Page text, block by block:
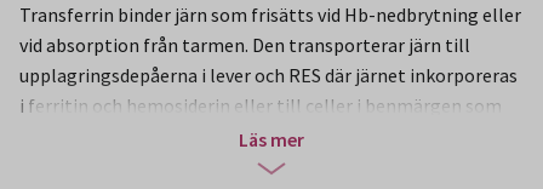
Transferrin binder järn som frisätts vid Hb-nedbrytning eller
vid absorption från tarmen. Den transporterar järn till
upplagringsdepåerna i lever och RES där järnet inkorporeras
i ferritin och hemosiderin eller till celler i benmärgen som
syntetiserar järninnehållande föreningar, till exempel
Läs mer